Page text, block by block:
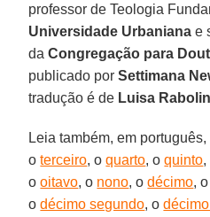
professor de Teologia
Universidade Urbanianae
daCongregação para
publicado porSettimana
tradução é de Luisa
Leia também, em português,
oterceiro, oquarto, oquinto
ooitavo, o nono, odécimo,
odécimo segundo, o